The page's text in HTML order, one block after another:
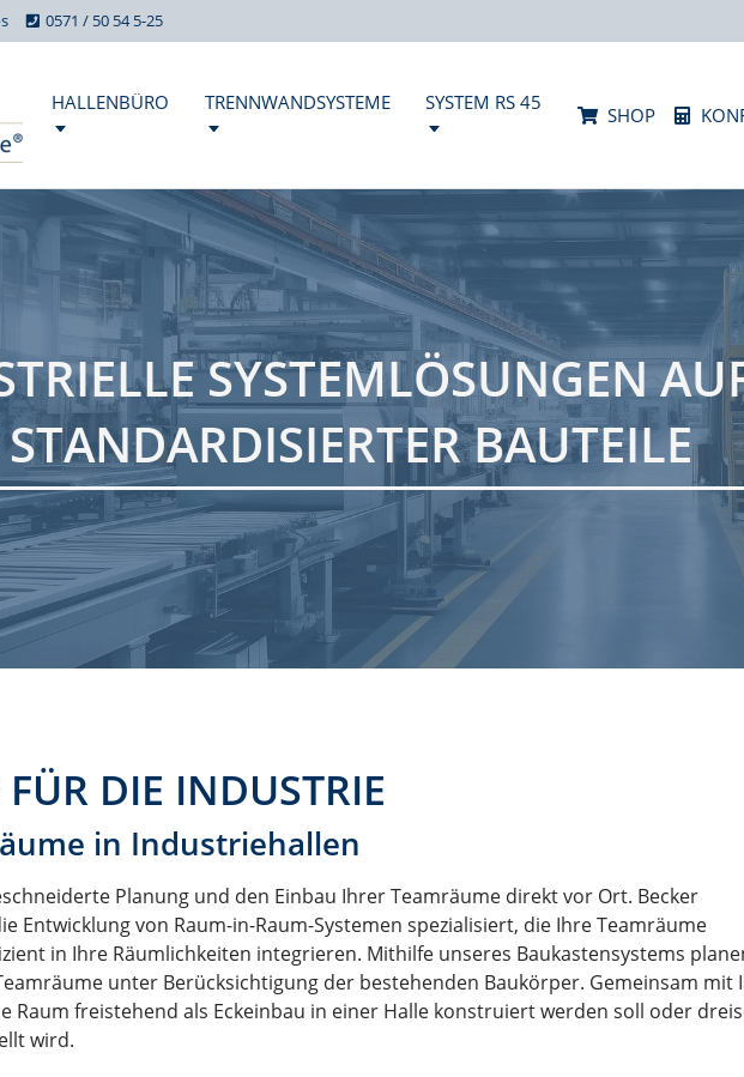
0571 / 50 54 5-25
HALLENBÜRO TRENNWANDSYSTEME SYSTEM RS 45
SHOP
SYSTEMLÖSUNGEN
BAUTEILE
DIE INDUSTRIE
in Industriehallen
Planung und den Einbau Ihrer Teamräume direkt vor Ort. Becker
Entwicklung von Raum-in-Raum-Systemen spezialisiert, die Ihre Teamräume
in Ihre Räumlichkeiten integrieren. Mithilfe unseres Baukastensystems
unter Berücksichtigung der bestehenden Baukörper. Gemeinsam mit
Raum freistehend als Eckeinbau in einer Halle konstruiert werden soll oder
wird.